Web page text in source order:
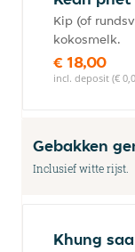
Kip (of
kokosmelk.
€ 18,00
incl. deposit (€
Gebakken
Inclusief witte rijst.
Khung